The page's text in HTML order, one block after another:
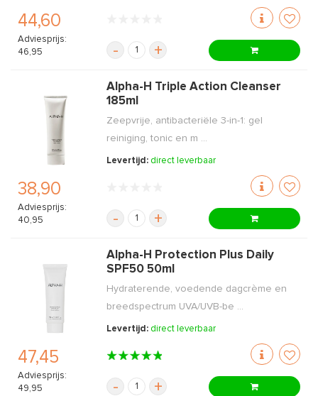
44,60
Adviesprijs:
46,95
- +
38,90
Adviesprijs:
40,95
Alpha-H Triple Action Cleanser
185ml
Zeepvrije, antibacteriële 3-in-1: gel
reiniging, tonic en m ...
Levertijd: direct leverbaar
- +
47,45
Adviesprijs:
49,95
Alpha-H Protection Plus Daily
SPF50 50ml
Hydraterende, voedende dagcrème en
breedspectrum UVA/UVB-be ...
Levertijd: direct leverbaar
- +